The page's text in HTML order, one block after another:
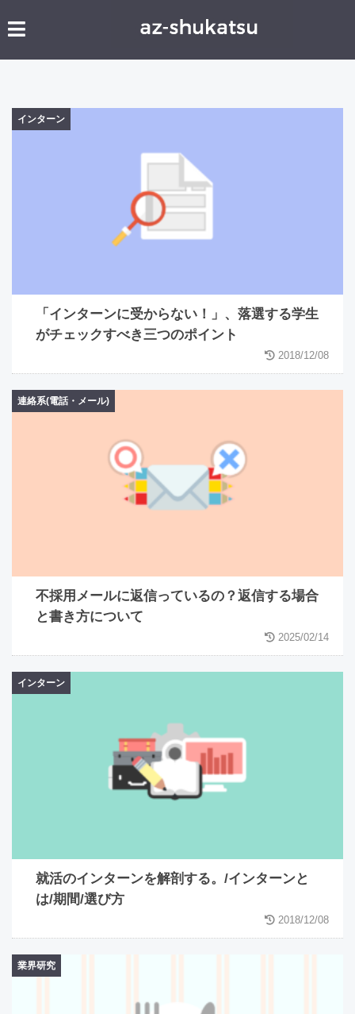
インターン
「インターンに受からない！」、落選する学生
がチェックすべき三つのポイント
2018/12/08
連絡系(電話・メール)
不採用メールに返信っているの？返信する場合
と書き方について
2025/02/14
インターン
就活のインターンを解剖する。/インターンと
は/期間/選び方
2018/12/08
業界研究